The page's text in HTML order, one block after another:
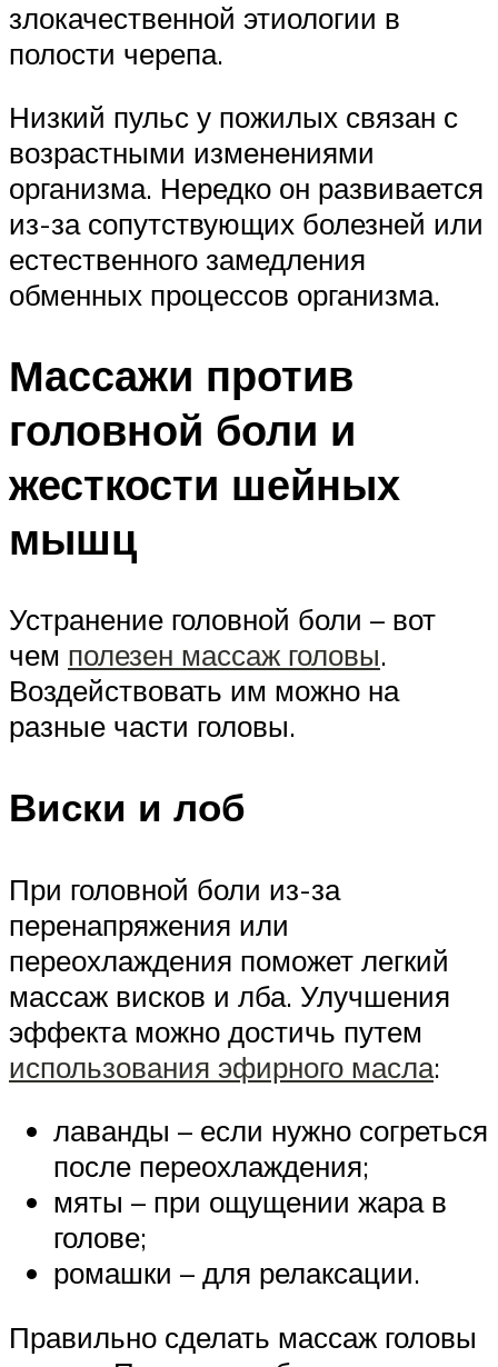
злокачественной этиологии в
полости черепа.
Низкий пульс у пожилых связан с
возрастными изменениями
организма. Нередко он развивается
из-за сопутствующих болезней или
естественного замедления
обменных процессов организма.
Массажи против
головной боли и
жесткости шейных
мышц
Устранение головной боли – вот
чем полезен массаж головы.
Воздействовать им можно на
разные части головы.
Виски и лоб
При головной боли из-за
перенапряжения или
переохлаждения поможет легкий
массаж висков и лба. Улучшения
эффекта можно достичь путем
использования эфирного масла:
лаванды – если нужно согреться
после переохлаждения;
мяты – при ощущении жара в
голове;
ромашки – для релаксации.
Правильно сделать массаж головы